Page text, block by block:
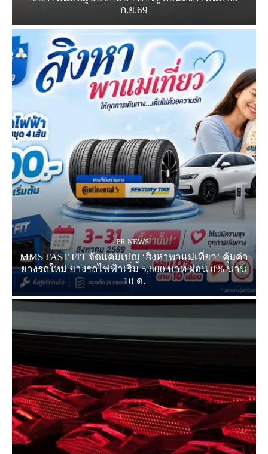
ก.ย.69
PR NEWS
MMS FAST FIT จัดแคมเปญ ‘สิงหาพาแม่เที่ยว’ คุ้มค่า
ยางรถใหม่ ยางรถไฟฟ้าเริ่ม 5,800 บาท ผ่อน 0% นาน
10 ด.